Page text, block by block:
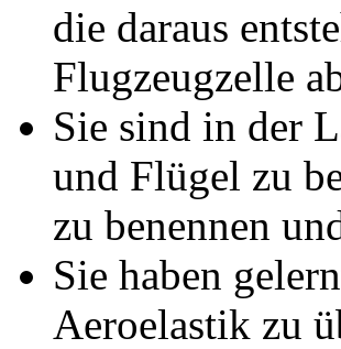
die daraus
Flugzeugzelle
Sie sind in der
und Flügel zu
zu benennen
Sie haben
Aeroelastik zu